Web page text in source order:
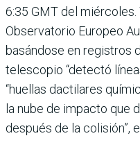
6:35 GMT del
Observatorio Europeo
basándose en registros
telescopio “detectó
“huellas dactilares
la nube de impacto que
después de la colisión”,